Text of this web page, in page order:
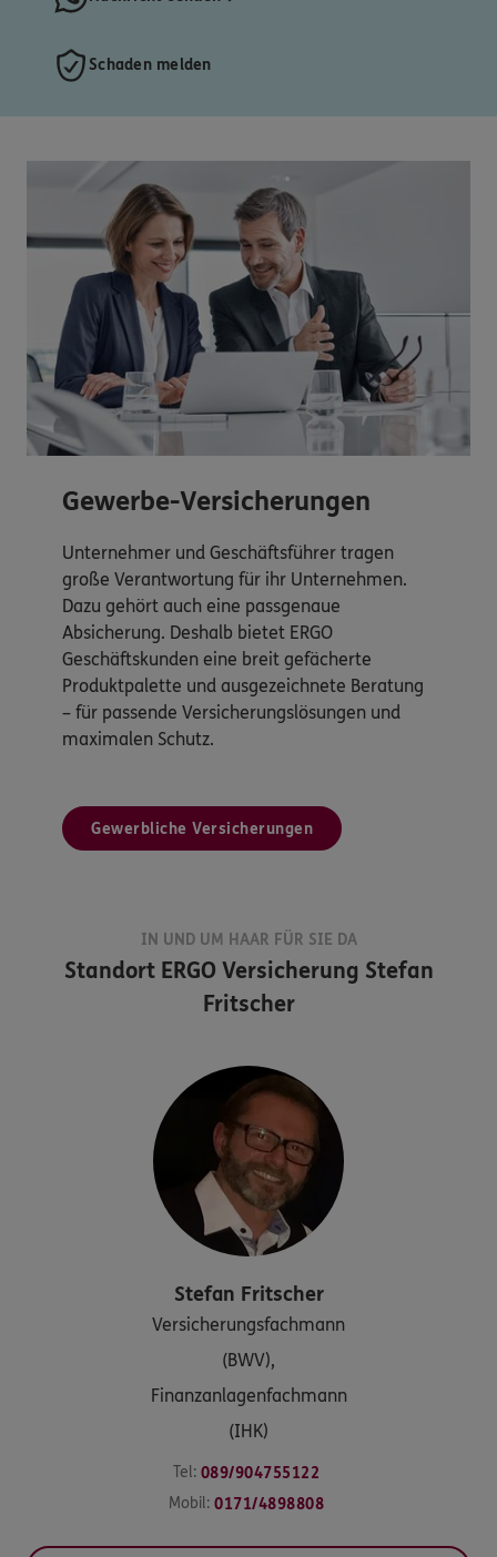
Schaden melden
Gewerbe-Versicherungen
Unternehmer und Geschäftsführer tragen
große Verantwortung für ihr Unternehmen.
Dazu gehört auch eine passgenaue
Absicherung. Deshalb bietet ERGO
Geschäftskunden eine breit gefächerte
Produktpalette und ausgezeichnete Beratung
– für passende Versicherungslösungen und
maximalen Schutz.
Gewerbliche Versicherungen
IN UND UM HAAR FÜR SIE DA
Standort ERGO Versicherung Stefan
Fritscher
Stefan Fritscher
Versicherungsfachmann
(BWV),
Finanzanlagenfachmann
(IHK)
Tel: 089/904755122
Mobil: 0171/4898808